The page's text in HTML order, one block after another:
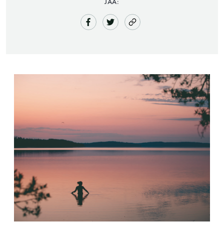
Saunatalo on avoinna
myös helatorstaina
perjantai ja lauantai
-Kuukauden ensimmäinen lauantai on on
jaettu lauantai